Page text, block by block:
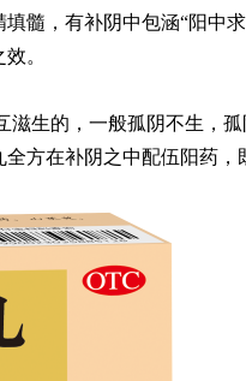
髓，有补阴中包涵“阳中求
。
滋生的，一般孤阴不生，孤
方在补阴之中配伍阳药，